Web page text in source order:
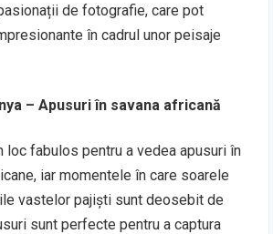
de fotografie, care pot
în cadrul unor peisaje
– Apusuri în savana africană
loc fabulos pentru a vedea apusuri în
iar momentele în care soarele
vastelor pajiști sunt deosebit de
sunt perfecte pentru a captura